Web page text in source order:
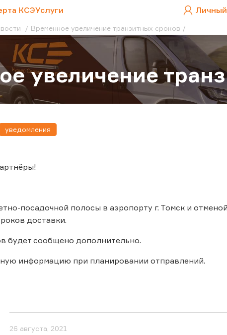
КСЭУслуги
Временное увеличение транзитных сроков
увеличение
уведомления
посадочной полосы в аэропорту г. Томск и
доставки.
будет сообщено дополнительно.
информацию при планировании отправлений.
26 августа, 2021